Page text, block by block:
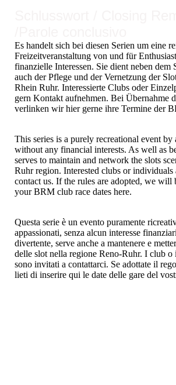
Es handelt sich bei diesen Serien um eine
Freizeitveranstaltung von und für
finanzielle Interessen. Sie dient neben dem
auch der Pflege und der Vernetzung der
Rhein Ruhr. Interessierte Clubs oder
gern Kontakt aufnehmen. Bei Übernahme
verlinken wir hier gerne ihre Termine der
This series is a purely recreational event by
without any financial interests. As well as
serves to maintain and network the slots
Ruhr region. Interested clubs or individuals
contact us. If the rules are adopted, we will
your BRM club race dates here.
Questa serie è un evento puramente
appassionati, senza alcun interesse
divertente, serve anche a mantenere e
delle slot nella regione Reno-Ruhr. I club o
sono invitati a contattarci. Se adottate il
lieti di inserire qui le date delle gare del